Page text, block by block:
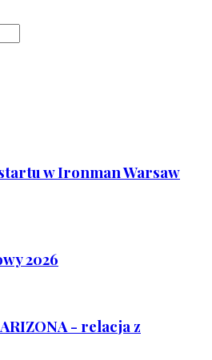
w Ironman Warsaw
2026
- relacja z